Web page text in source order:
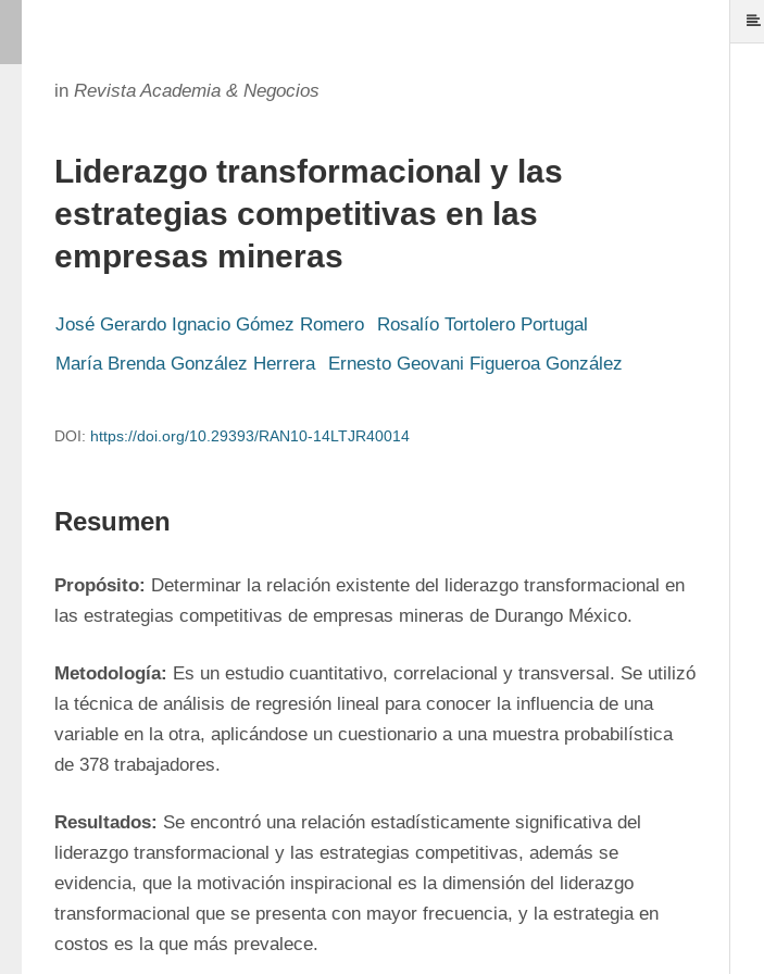
in Revista Academia & Negocios
Liderazgo transformacional y las
estrategias competitivas en las
empresas mineras
José Gerardo Ignacio Gómez Romero
Rosalío Tortolero Portugal
María Brenda González Herrera
Ernesto Geovani Figueroa González
DOI: https://doi.org/10.29393/RAN10-14LTJR40014
Resumen
Propósito: Determinar la relación existente del liderazgo transformacional en
las estrategias competitivas de empresas mineras de Durango México.
Metodología: Es un estudio cuantitativo, correlacional y transversal. Se utilizó
la técnica de análisis de regresión lineal para conocer la influencia de una
variable en la otra, aplicándose un cuestionario a una muestra probabilística
de 378 trabajadores.
Resultados: Se encontró una relación estadísticamente significativa del
liderazgo transformacional y las estrategias competitivas, además se
evidencia, que la motivación inspiracional es la dimensión del liderazgo
transformacional que se presenta con mayor frecuencia, y la estrategia en
costos es la que más prevalece.